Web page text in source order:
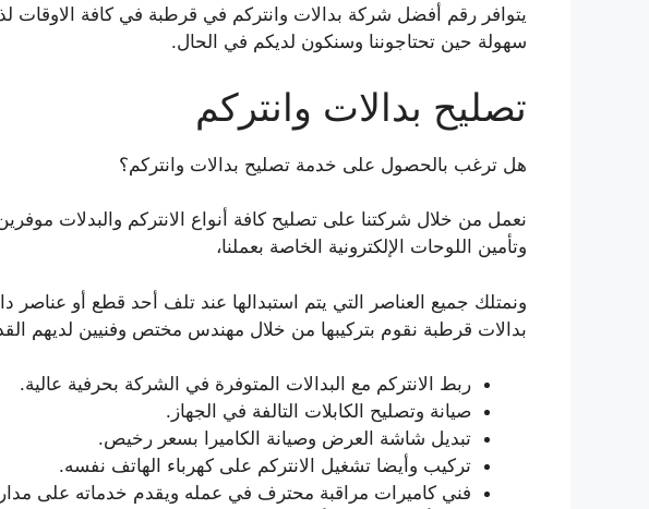
يتوافر رقم أفضل شركة بدالات وانتركم في قرطبة في كافة الاوقات
سهولة حين تحتاجوننا وسنكون لديكم في الحال.
تصليح بدالات وانتركم
هل ترغب بالحصول على خدمة تصليح بدالات وانتركم؟
نعمل من خلال شركتنا على تصليح كافة أنواع الانتركم والبدلات
وتأمين اللوحات الإلكترونية الخاصة بعملنا،
ونمتلك جميع العناصر التي يتم استبدالها عند تلف أحد قطع أو عناصر
بدالات قرطبة نقوم بتركيبها من خلال مهندس مختص وفنيين لديهم
ربط الانتركم مع البدالات المتوفرة في الشركة بحرفية عالية.
صيانة وتصليح الكابلات التالفة في الجهاز.
تبديل شاشة العرض وصيانة الكاميرا بسعر رخيص.
تركيب وأيضا تشغيل الانتركم على كهرباء الهاتف نفسه.
فني كاميرات مراقبة محترف في عمله ويقدم خدماته على مدار 24 ساعة.